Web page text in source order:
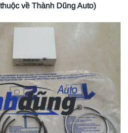
về Thành Dũng Auto)